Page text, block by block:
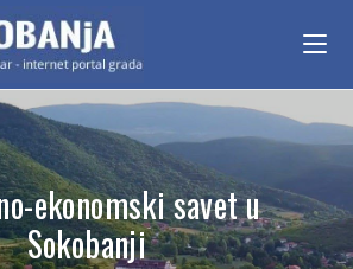
ekonomski savet u
Sokobanji